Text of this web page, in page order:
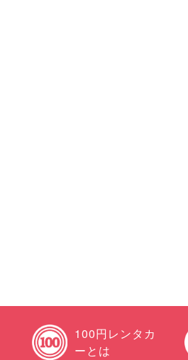
100円レンタカ
ーとは